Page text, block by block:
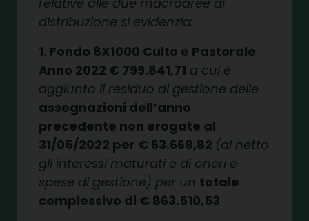
distribuzione si evidenzia:
1. Fondo 8X1000 Culto e Pastorale
Anno 2022 € 799.841,71 a cui è
aggiunto il residuo di gestione delle
assegnazioni dell’anno
precedente non erogate al
31/05/2022 per € 63.668,82 (al netto
gli interessi maturati e di oneri e
spese di gestione) per un totale
complessivo di € 863.510,53